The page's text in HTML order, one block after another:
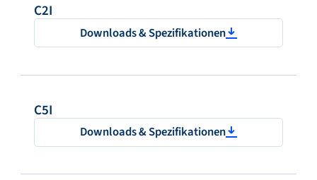
C2I
Downloads & Spezifikationen
C5I
Downloads & Spezifikationen